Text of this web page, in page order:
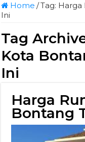
Home /Tag: Harga
Ini
Tag
Kota
Ini
Harga
Bontang